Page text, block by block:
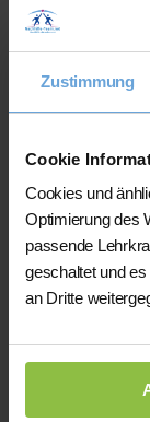
Zustimmung
Cookie
Cookies und
Optimierung des
passende
geschaltet und
an Dritte
Ausfall
ihren
Die